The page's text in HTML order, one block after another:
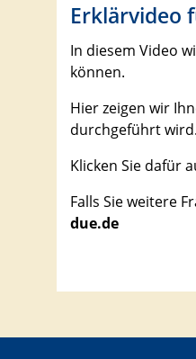
Erklärvideo
In diesem Video
können.
Hier zeigen wir
durchgeführt wird.
Klicken Sie dafür
Falls Sie weitere
due.de